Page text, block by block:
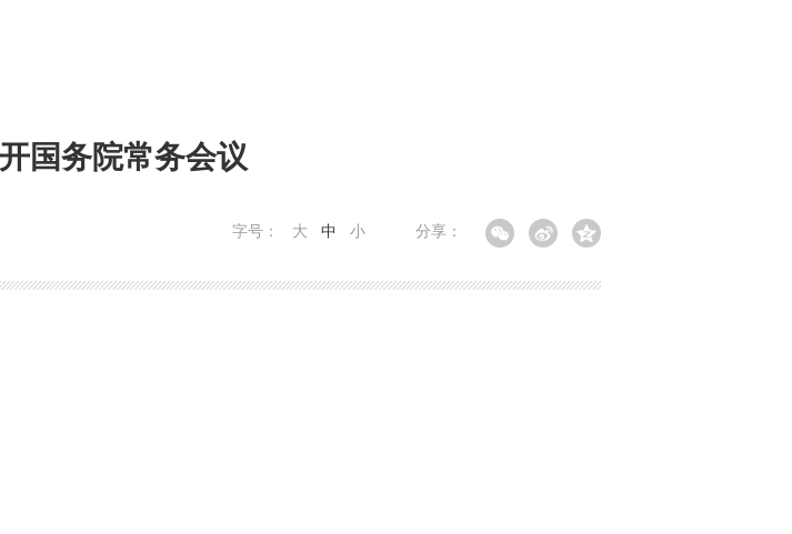
国务院常务会议
分享：
字号： 大 中 小